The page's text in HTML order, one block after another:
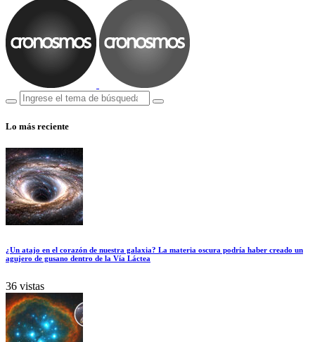
Lo más reciente
¿Un atajo en el corazón de nuestra galaxia? La materia oscura podría haber creado un
agujero de gusano dentro de la Vía Láctea
36 vistas